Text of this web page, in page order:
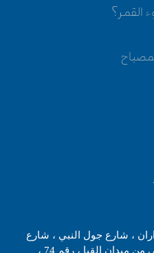
القمر؟
، شارع جول النبي ، شارع
ناطق نوري ، الجانب الجنوبي من ميدان القبا ، رقم 74 ،